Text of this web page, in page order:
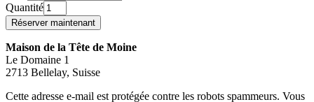
Quantité
Maison de la Tête de Moine
Le Domaine 1
2713 Bellelay, Suisse
Cette adresse e-mail est protégée contre les robots spammeurs. Vous